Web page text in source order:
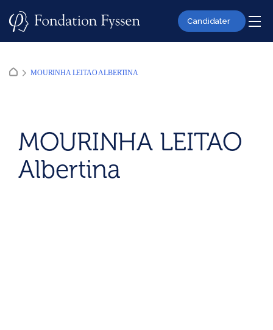
Candidater
MOURINHA LEITAO ALBERTINA
MOURINHA LEITAO
Albertina